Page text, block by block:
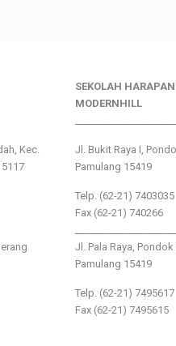
Kec.
SEKOLAH
MODERNHILL
Jl. Bukit Raya I,
Pamulang 15419
Telp. (62-21) 7403035
Fax (62-21) 740266
Jl. Pala Raya,
Pamulang 15419
Telp. (62-21) 7495617
Fax (62-21) 7495615